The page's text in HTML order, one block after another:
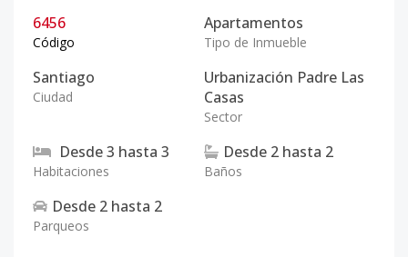
6456
Código
Apartamentos
Tipo de Inmueble
Santiago
Ciudad
Urbanización Padre Las
Casas
Sector
Desde3 hasta 3
Habitaciones
Desde 2 hasta 2
Baños
Desde 2 hasta 2
Parqueos